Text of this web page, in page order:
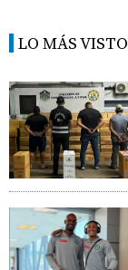
LO MÁS VISTO